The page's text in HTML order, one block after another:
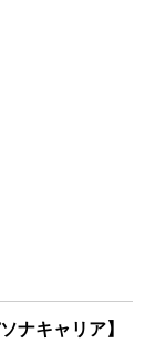
ナキャリア】